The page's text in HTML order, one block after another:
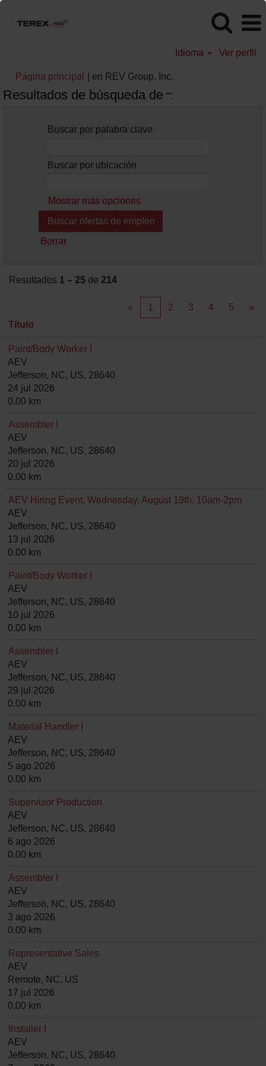
Idioma Ver perfil
Página principal en REV Group, Inc.
Resultados de búsqueda de "".
Buscar por palabra clave
Buscar por ubicación
Mostrar más opciones
Borrar
Resultados 1 – 25 de 214
« 1 2 3 4 5
»
Título
Paint/Body Worker I
AEV
Jefferson, NC, US, 28640
24 jul 2026
0.00 km
Assembler I
AEV
Jefferson, NC, US, 28640
20 jul 2026
0.00 km
AEV Hiring Event, Wednesday, August 19th, 10am-2pm
AEV
Jefferson, NC, US, 28640
13 jul 2026
0.00 km
Paint/Body Worker I
AEV
Jefferson, NC, US, 28640
10 jul 2026
0.00 km
Assembler I
AEV
Jefferson, NC, US, 28640
29 jul 2026
0.00 km
Material Handler I
AEV
Jefferson, NC, US, 28640
5 ago 2026
0.00 km
Supervisor Production
AEV
Jefferson, NC, US, 28640
6 ago 2026
0.00 km
Assembler I
AEV
Jefferson, NC, US, 28640
3 ago 2026
0.00 km
Representative Sales
AEV
Remote, NC, US
17 jul 2026
0.00 km
Installer I
AEV
Jefferson, NC, US, 28640